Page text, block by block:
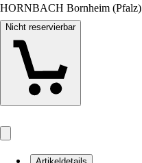
HORNBACH Bornheim (Pfalz)
Nicht reservierbar